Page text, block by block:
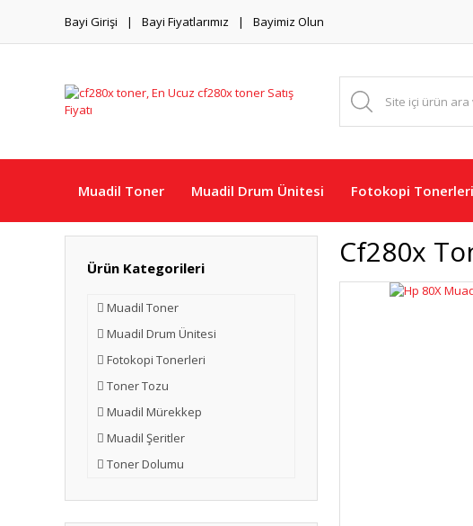
Bayi Girişi Bayi Fiyatlarımız Bayimiz Olun
Muadil Toner Muadil Drum Ünitesi Fotokopi Tonerleri
Ürün Kategorileri
Muadil Toner
Muadil Drum Ünitesi
Fotokopi Tonerleri
Toner Tozu
Muadil Mürekkep
Muadil Şeritler
Toner Dolumu
Cf280x